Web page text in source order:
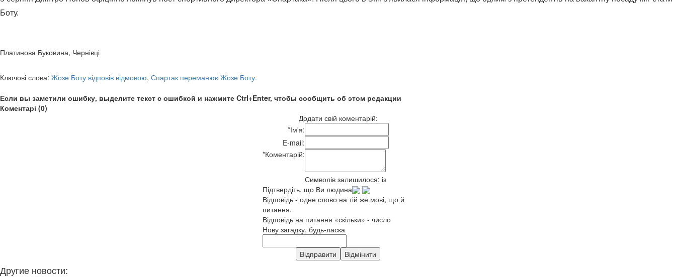
Боту.
Платинова Буковина, Чернівці
Ключові слова: Жозе Боту відповів відмовою, Спартак переманює Жозе Боту.
Если вы заметили ошибку, выделите текст с ошибкой и нажмите Ctrl+Enter, чтобы сообщить об этом редакции
Коментарі (0)
Додати свій коментарій:
*Ім'я:
E-mail:
*Коментарій:
Символів залишилося: із
Підтвердіть, що Ви людина
Відповідь - одне слово на тій же мові, що й
питання.
Відповідь на питання «скільки» - число
Нову загадку, будь-ласка
Другие новости: